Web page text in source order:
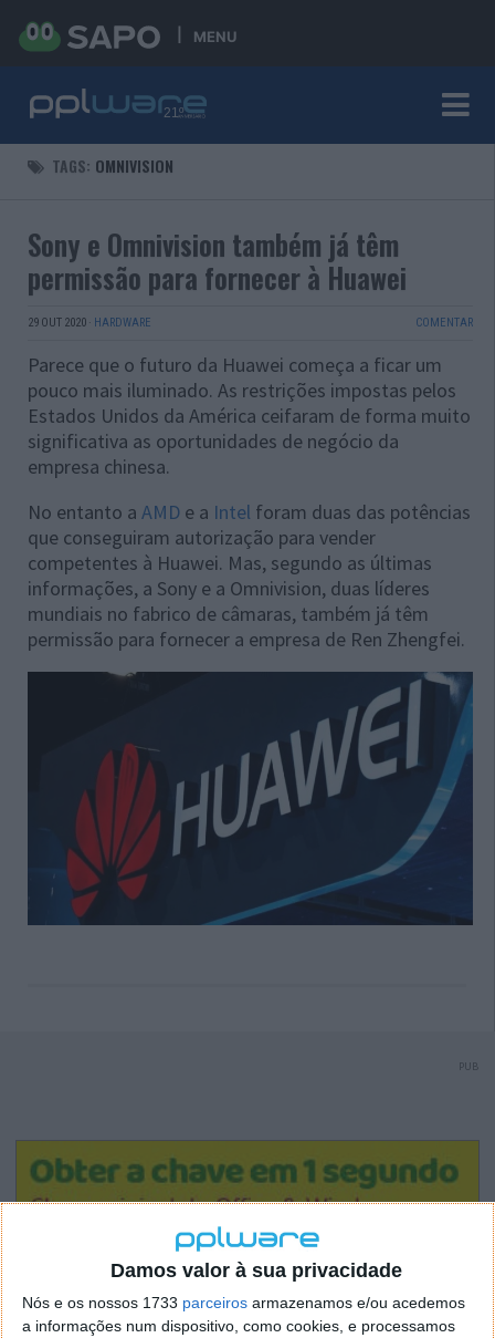
Damos valor à sua privacidade
Nós e os nossos 1733 parceiros armazenamos e/ou acedemos
a informações num dispositivo, como cookies, e processamos
MENU
TAGS: OMNIVISION
Sony e Omnivision também já têm
permissão para fornecer à Huawei
29 OUT 2020 · HARDWARE COMENTAR
Parece que o futuro da Huawei começa a ficar um
pouco mais iluminado. As restrições impostas pelos
Estados Unidos da América ceifaram de forma muito
significativa as oportunidades de negócio da
empresa chinesa.
No entanto a AMD e a Intel foram duas das potências
que conseguiram autorização para vender
competentes à Huawei. Mas, segundo as últimas
informações, a Sony e a Omnivision, duas líderes
mundiais no fabrico de câmaras, também já têm
permissão para fornecer a empresa de Ren Zhengfei.
PUB